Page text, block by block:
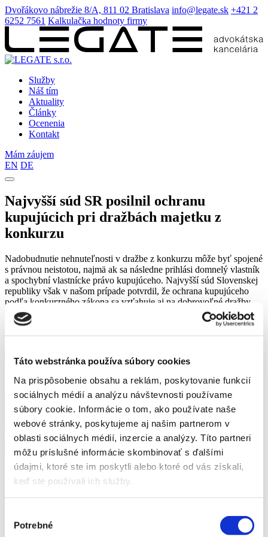
Táto webstránka používa súbory cookies
Na prispôsobenie obsahu a reklám, poskytovanie funkcií
sociálnych médií a analýzu návštevnosti používame
súbory cookie. Informácie o tom, ako používate naše
webové stránky, poskytujeme aj našim partnerom v
oblasti sociálnych médií, inzercie a analýzy. Títo partneri
môžu príslušné informácie skombinovať s ďalšími
údajmi, ktoré ste im poskytli alebo ktoré od vás získali,
keď ste používali ich služby.
súhlasu
Potrebné
Dvořákovo nábrežie 8/A, 811 02 Bratislava info@legate.sk +421 2
6252 7561 Kalkulačka hodnoty firmy
Služby
Náš tím
Aktuality
Články
Ocenenia
Kontakt
Mám záujem
EN DE
Najvyšší súd SR posilnil ochranu
kupujúcich pri dražbách majetku z
konkurzu
Nadobudnutie nehnuteľnosti v dražbe z konkurzu môže byť spojené
s právnou neistotou, najmä ak sa následne prihlási domnelý vlastník
a spochybní vlastnícke právo kupujúceho. Najvyšší súd Slovenskej
republiky však v našom prípade potvrdil, že ochrana kupujúceho
podľa konkurzného zákona sa vzťahuje aj na dobrovoľné dražby
majetku speňažovaného v konkurze.
vydržaním ešte pred jej speňažením.
Prvostupňový aj odvolací súd zastávali názor, že ochrana
kupujúceho podľa § 93 ods. 3 zákona o konkurze a
reštrukturalizácii sa vzťahuje len na prevod vlastníckeho práva, nie
na jeho prechod v rámci dobrovoľnej dražby. Pred Najvyšším
súdom SR sme úspešne namietali nesprávne právne posúdenie veci.
Najvyšší súd SR sa stotožnil s našou argumentáciou a potvrdil, že:
ochrana kupujúceho sa vzťahuje aj na prípady speňažovania
majetku dobrovoľnou dražbou,
konkurzný správca, nie kupujúci.